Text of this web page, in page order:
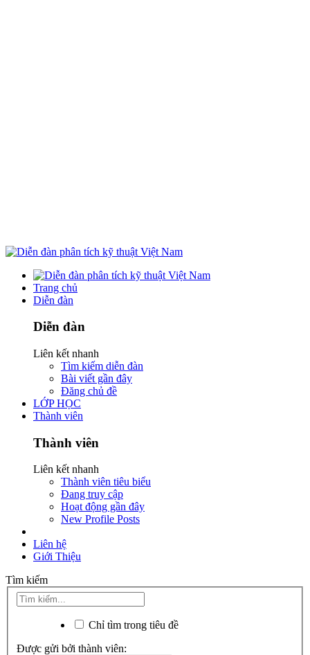
Trang chủ
Diễn đàn
Diễn đàn
Liên kết nhanh
Tìm kiếm diễn đàn
Bài viết gần đây
Đăng chủ đề
LỚP HỌC
Thành viên
Thành viên
Liên kết nhanh
Thành viên tiêu biểu
Đang truy cập
Hoạt động gần đây
New Profile Posts
Liên hệ
Giới Thiệu
Tìm kiếm
Chỉ tìm trong tiêu đề
Được gửi bởi thành viên: